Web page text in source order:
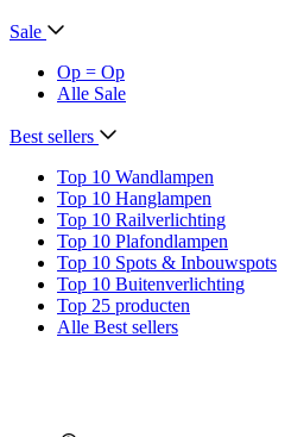
Sale
Op = Op
Alle Sale
Best sellers
Top 10 Wandlampen
Top 10 Hanglampen
Top 10 Railverlichting
Top 10 Plafondlampen
Top 10 Spots & Inbouwspots
Top 10 Buitenverlichting
Top 25 producten
Alle Best sellers